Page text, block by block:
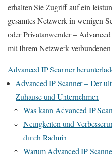
erhalten Sie Zugriff auf ein
gesamtes Netzwerk in wenigen
oder Privatanwender –
mit Ihrem Netzwerk
Advanced IP Scanner
Advanced IP Scanner – Der
Zuhause und Unternehmen
Was kann Advanced IP
Neuigkeiten und
durch Radmin
Warum Advanced IP